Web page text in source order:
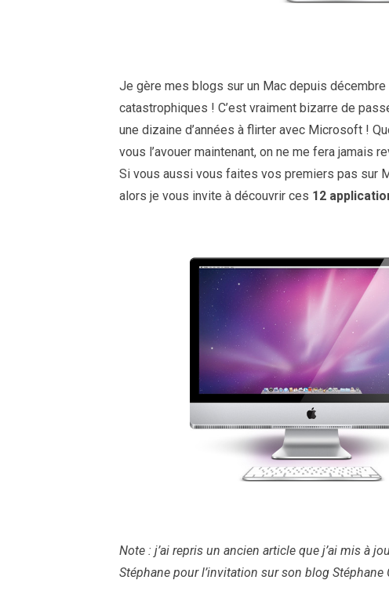
Je gère mes blogs sur un Mac depuis
catastrophiques ! C’est vraiment bizarre de
une dizaine d’années à flirter avec Microsoft !
vous l’avouer maintenant, on ne me fera jamais
Si vous aussi vous faites vos premiers pas sur
alors je vous invite à découvrir ces 12
Note : j’ai repris un ancien article que j’ai mis à
Stéphane pour l’invitation sur son blog Stéphane